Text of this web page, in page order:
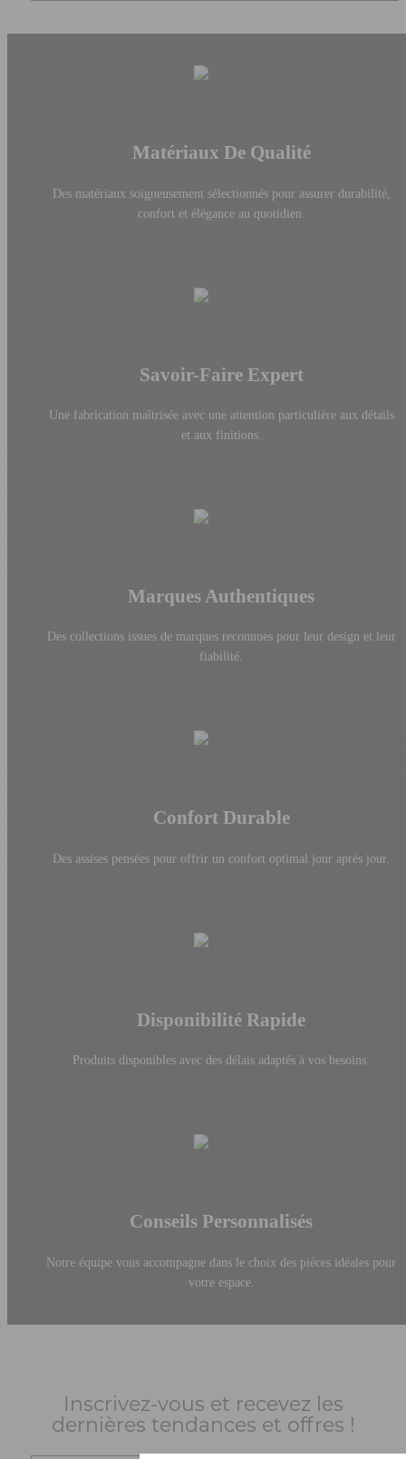
Matériaux De Qualité
Des matériaux soigneusement sélectionnés pour assurer durabilité,
confort et élégance au quotidien.
Savoir-Faire Expert
Une fabrication maîtrisée avec une attention particulière aux détails
et aux finitions.
Marques Authentiques
Des collections issues de marques reconnues pour leur design et leur
fiabilité.
Confort Durable
Des assises pensées pour offrir un confort optimal jour après jour.
Disponibilité Rapide
Produits disponibles avec des délais adaptés à vos besoins.
Conseils Personnalisés
Notre équipe vous accompagne dans le choix des pièces idéales pour
votre espace.
Inscrivez-vous et recevez les
dernières tendances et offres !